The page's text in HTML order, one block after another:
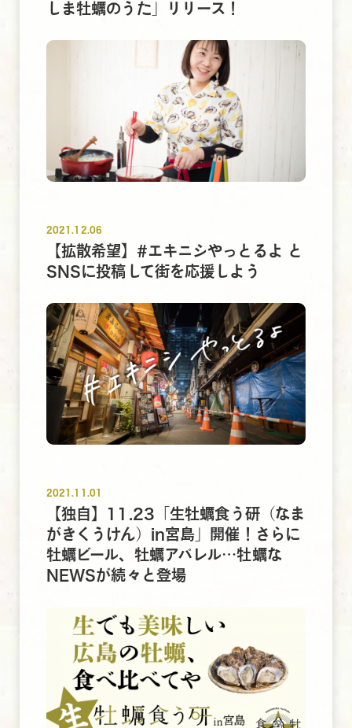
しま牡蠣のうた」リリース！
2021.12.06
【拡散希望】#エキニシやっとるよ と
SNSに投稿して街を応援しよう
2021.11.01
【独自】11.23「生牡蠣食う研（なま
がきくうけん）in宮島」開催！さらに
牡蠣ビール、牡蠣アパレル…牡蠣な
NEWSが続々と登場